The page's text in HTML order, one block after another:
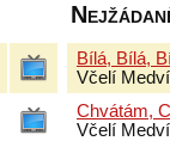
Bílá, Bílá,
Včelí
Chvátám,
Včelí